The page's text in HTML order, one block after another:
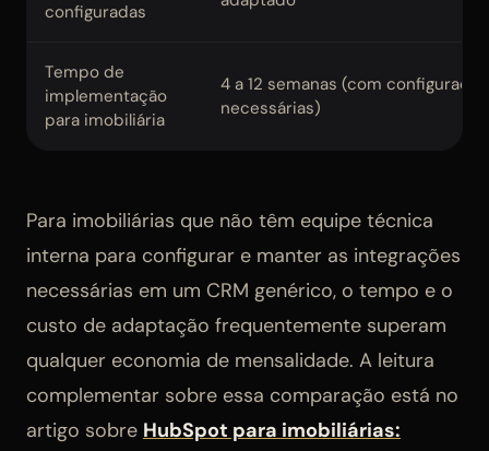
configuradas
Tempo de
implementação
para imobiliária
4 a 12 semanas (com
necessárias)
Para imobiliárias que não têm equipe técnica
interna para configurar e manter as integrações
necessárias em um CRM genérico, o tempo e o
custo de adaptação frequentemente superam
qualquer economia de mensalidade. A leitura
complementar sobre essa comparação está no
artigo sobre HubSpot para imobiliárias: